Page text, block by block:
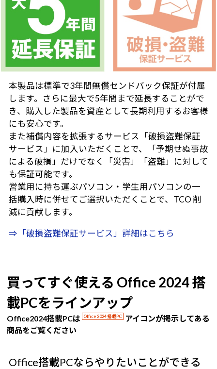
本製品は標準で3年間無償センドバック保証が付属
します。さらに最大で5年間まで延長することがで
き、購入した製品を資産として長期利用するお客様
にも安心です。
また補償内容を拡張するサービス「破損盗難保証
サービス」に加入いただくことで、「予期せぬ事故
による破損」だけでなく「災害」「盗難」に対して
も保証可能です。
営業用に持ち運ぶパソコン・学生用パソコンの一
括購入時に併せてご選択いただくことで、TCO 削
減に貢献します。
⇒「破損盗難保証サービス」詳細はこちら
買ってすぐ使える Office 2024 搭
載PCをラインアップ
Office2024搭載PCは Office 2024 搭載PC
アイコンが掲示してある
商品をご覧ください
Office搭載PCならやりたいことができる